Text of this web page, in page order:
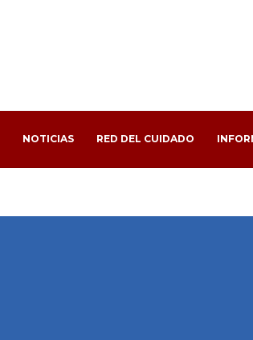
NOTICIAS RED DEL CUIDADO